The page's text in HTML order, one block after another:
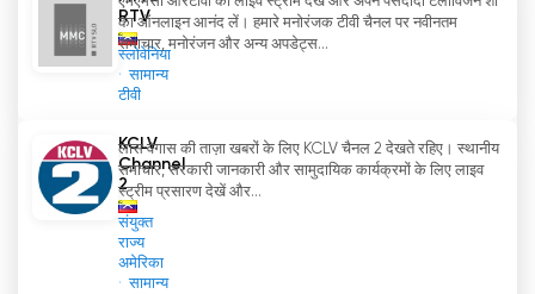
RTV
स्लोवेनिया
सामान्य
टीवी
का ऑनलाइन आनंद लें। हमारे मनोरंजक टीवी चैनल पर नवीनतम
समाचार, मनोरंजन और अन्य अपडेट्स...
KCLV
Channel
2
संयुक्त
राज्य
अमेरिका
सामान्य
लास वेगास की ताज़ा खबरों के लिए KCLV चैनल 2 देखते रहिए। स्थानीय
समाचार, सरकारी जानकारी और सामुदायिक कार्यक्रमों के लिए लाइव
स्ट्रीम प्रसारण देखें और...